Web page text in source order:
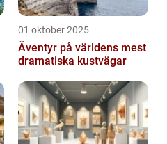
01 oktober 2025
Äventyr på världens mest
dramatiska kustvägar